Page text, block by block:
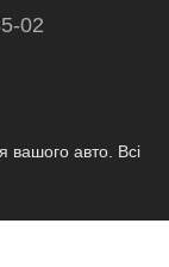
02
вашого авто. Всі